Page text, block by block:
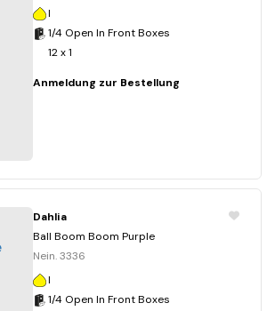
I
1/4 Open In Front Boxes
12 x 1
Anmeldung zur Bestellung
Dahlia
Ball Boom Boom Purple
Nein. 3336
I
1/4 Open In Front Boxes